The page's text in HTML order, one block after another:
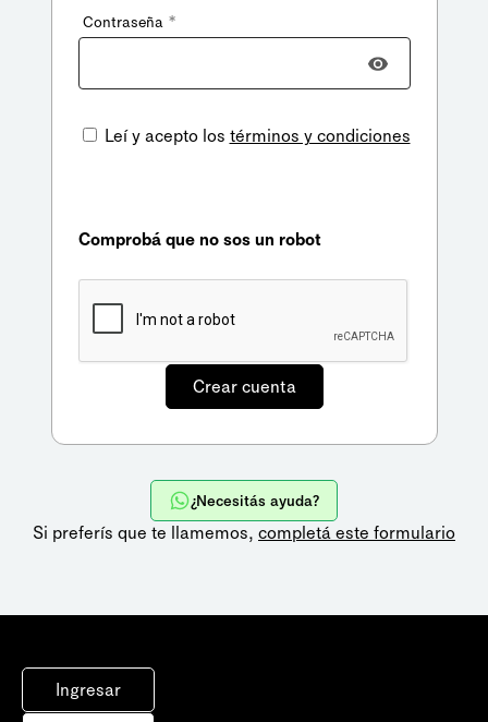
Contraseña *
Leí y acepto los términos y condiciones
Comprobá que no sos un robot
¿Necesitás ayuda?
Si preferís que te llamemos, completá este formulario
Ingresar